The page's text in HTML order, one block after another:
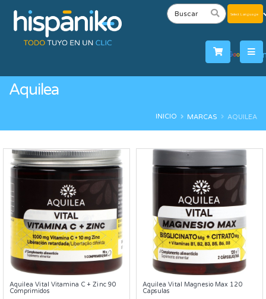
by
Aquilea
INICIO MARCAS AQUILEA
Aquilea Vital Vitamina C + Zinc 90
Comprimidos
Aquilea Vital Magnesio Max 120
Capsulas